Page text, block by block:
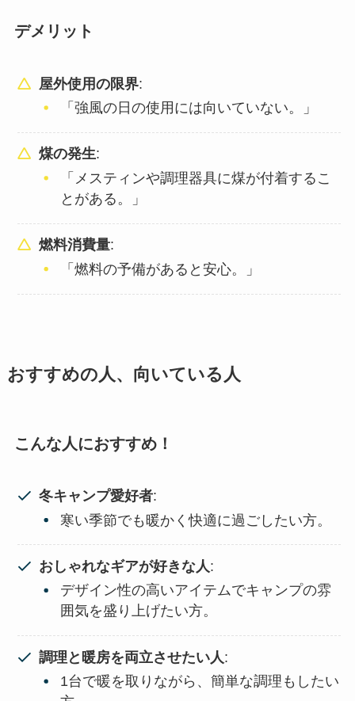
デメリット
屋外使用の限界:
「強風の日の使用には向いていない。」
煤の発生:
「メスティンや調理器具に煤が付着するこ
とがある。」
燃料消費量:
「燃料の予備があると安心。」
おすすめの人、向いている人
こんな人におすすめ！
冬キャンプ愛好者:
寒い季節でも暖かく快適に過ごしたい方。
おしゃれなギアが好きな人 :
デザイン性の高いアイテムでキャンプの雰
囲気を盛り上げたい方。
調理と暖房を両立させたい人 :
1台で暖を取りながら、簡単な調理もしたい